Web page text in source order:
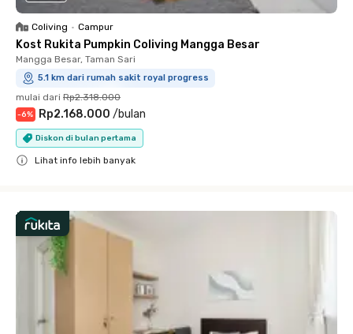
Coliving • Campur
Kost Rukita Pumpkin Coliving Mangga Besar
Mangga Besar, Taman Sari
5.1 km dari rumah sakit royal progress
mulai dari Rp2.318.000
-6% Rp2.168.000 /bulan
Diskon di bulan pertama
Lihat info lebih banyak